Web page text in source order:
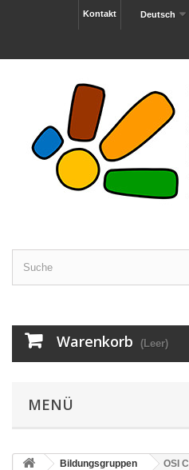
Deutsch
Kontakt
Warenkorb (Leer)
MENÜ
Bildungsgruppen OSI